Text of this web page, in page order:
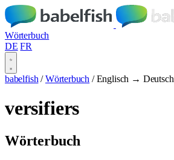
Wörterbuch
DE FR
babelfish / Wörterbuch / Englisch → Deutsch
versifiers
Wörterbuch